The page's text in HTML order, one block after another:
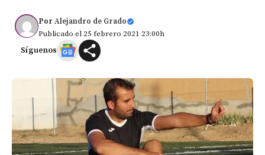
Por Alejandro de Grado
Publicado el 25 febrero 2021 23:00h
Síguenos